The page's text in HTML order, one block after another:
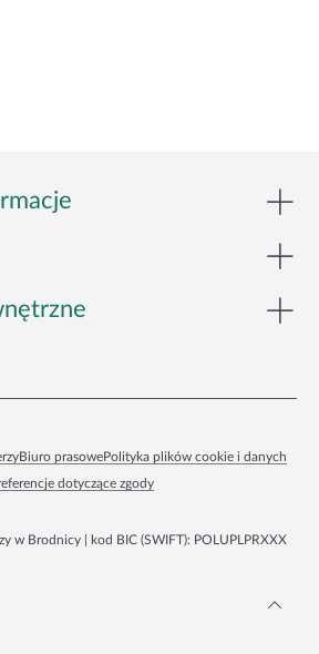
Biuro prasowePolityka plików cookie i danych
dotyczące zgody
w Brodnicy | kod BIC (SWIFT): POLUPLPRXXX